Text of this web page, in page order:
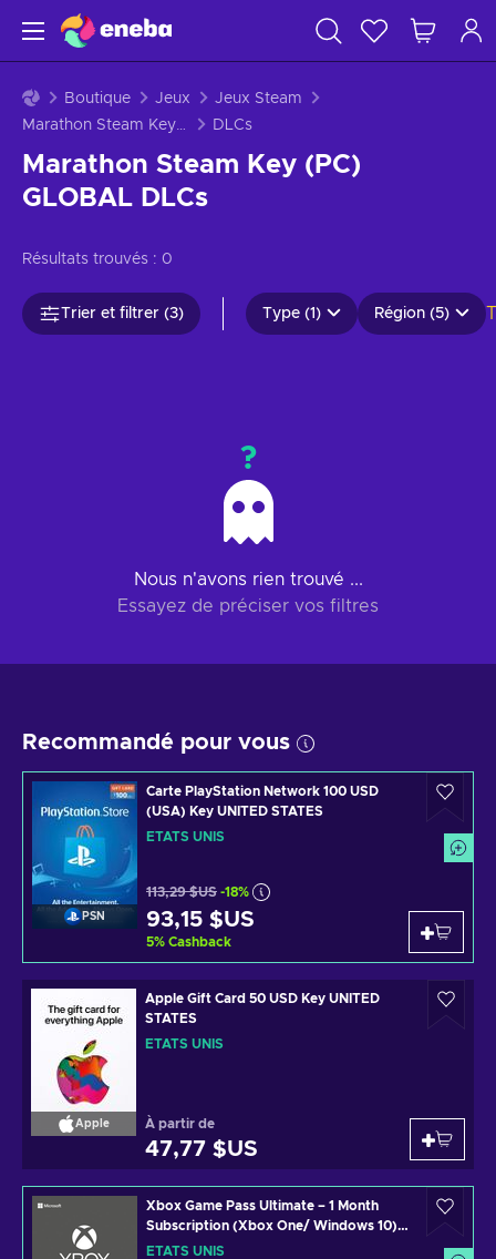
Boutique Jeux
Jeux Steam
Marathon Steam Key (PC) GLOBAL
DLCs
Marathon Steam Key (PC)
GLOBAL DLCs
Résultats trouvés : 0
Trier et filtrer (3) Type (1) Région (5)
?
Nous n'avons rien trouvé ...
Essayez de préciser vos filtres
Recommandé pour vous
PSN
Carte PlayStation Network 100 USD
(USA) Key UNITED STATES
ÉTATS UNIS
113,29 $US -18%
93,15 $US
5% Cashback
Apple
Apple Gift Card 50 USD Key UNITED
STATES
ÉTATS UNIS
À partir de
47,77 $US
Xbox Game Pass Ultimate – 1 Month
Subscription (Xbox One/ Windows 10)
non-stackable Xbox Live Key UNITED
ÉTATS UNIS